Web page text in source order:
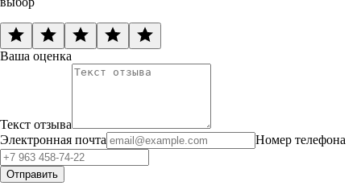
Ваша оценка
Текст отзыва
Электронная почта
Номер телефона
Отправить